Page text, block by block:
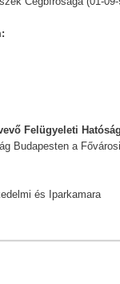
Felügyeleti
Budapesten a
és Iparkamara